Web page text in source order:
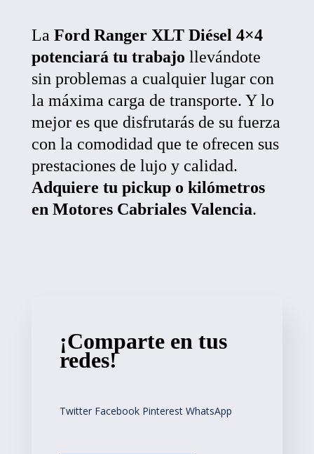
La Ford Ranger XLT Diésel 4×4
potenciará tu trabajo llevándote
sin problemas a cualquier lugar con
la máxima carga de transporte. Y lo
mejor es que disfrutarás de su fuerza
con la comodidad que te ofrecen sus
prestaciones de lujo y calidad.
Adquiere tu pickup o kilómetros
en Motores Cabriales Valencia.
¡Comparte en tus
redes!
Twitter Facebook Pinterest WhatsApp